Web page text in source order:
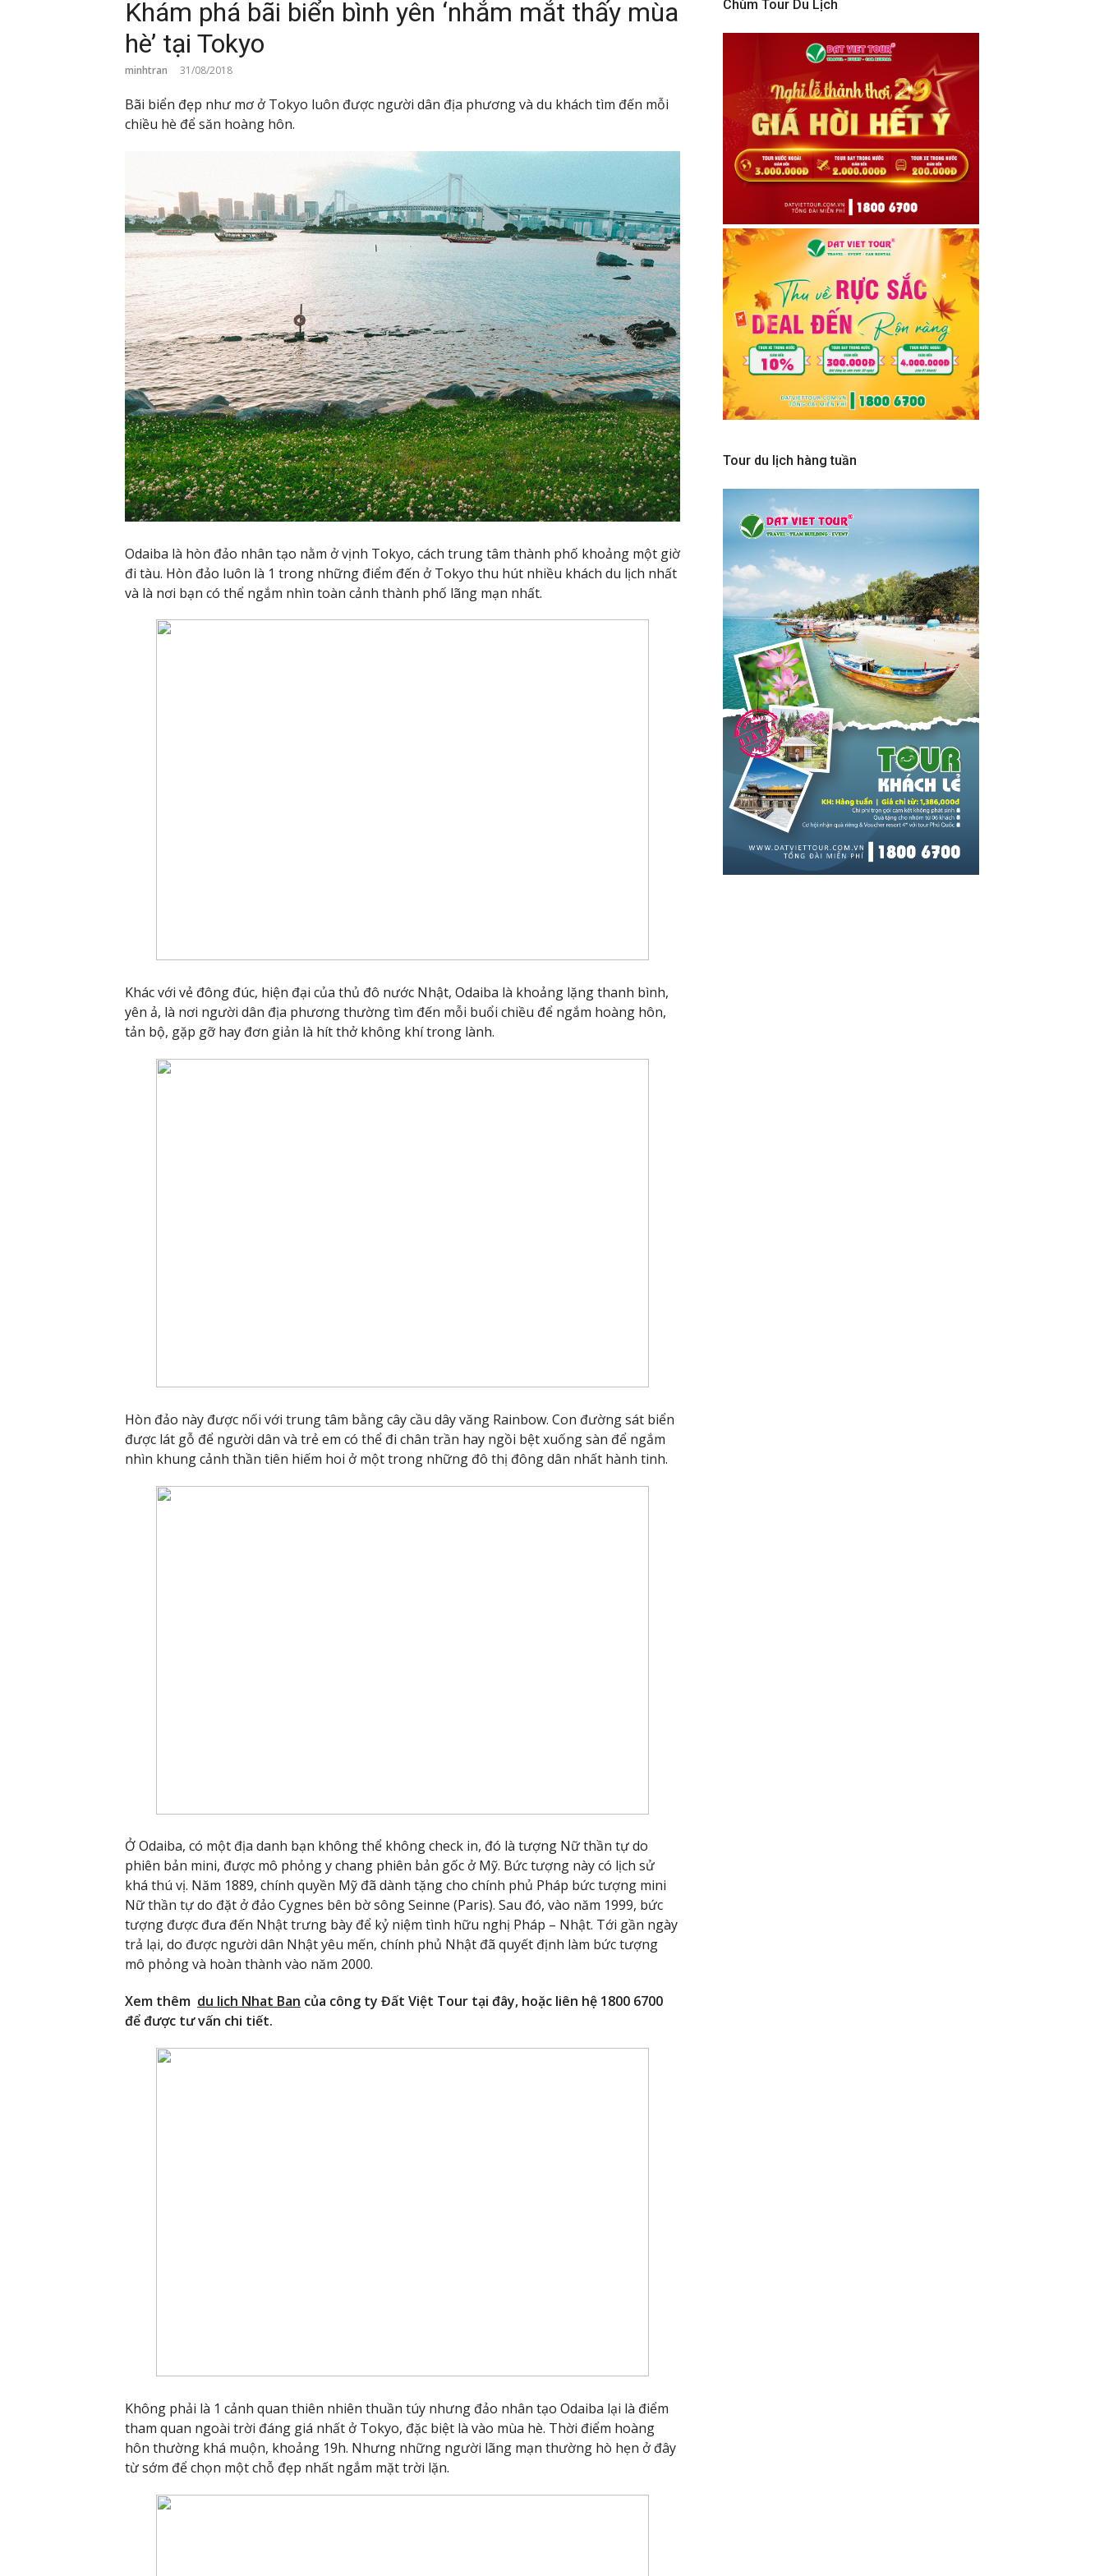
Khám phá bãi biển bình yên ‘nhắm mắt thấy mùa
hè’ tại Tokyo
minhtran 31/08/2018
Bãi biển đẹp như mơ ở Tokyo luôn được người dân địa phương và du khách tìm đến mỗi
chiều hè để săn hoàng hôn.
Odaiba là hòn đảo nhân tạo nằm ở vịnh Tokyo, cách trung tâm thành phố khoảng một giờ
đi tàu. Hòn đảo luôn là 1 trong những điểm đến ở Tokyo thu hút nhiều khách du lịch nhất
và là nơi bạn có thể ngắm nhìn toàn cảnh thành phố lãng mạn nhất.
Khác với vẻ đông đúc, hiện đại của thủ đô nước Nhật, Odaiba là khoảng lặng thanh bình,
yên ả, là nơi người dân địa phương thường tìm đến mỗi buổi chiều để ngắm hoàng hôn,
tản bộ, gặp gỡ hay đơn giản là hít thở không khí trong lành.
Hòn đảo này được nối với trung tâm bằng cây cầu dây văng Rainbow. Con đường sát biển
được lát gỗ để người dân và trẻ em có thể đi chân trần hay ngồi bệt xuống sàn để ngắm
nhìn khung cảnh thần tiên hiếm hoi ở một trong những đô thị đông dân nhất hành tinh.
Ở Odaiba, có một địa danh bạn không thể không check in, đó là tượng Nữ thần tự do
phiên bản mini, được mô phỏng y chang phiên bản gốc ở Mỹ. Bức tượng này có lịch sử
khá thú vị. Năm 1889, chính quyền Mỹ đã dành tặng cho chính phủ Pháp bức tượng mini
Nữ thần tự do đặt ở đảo Cygnes bên bờ sông Seinne (Paris). Sau đó, vào năm 1999, bức
tượng được đưa đến Nhật trưng bày để kỷ niệm tình hữu nghị Pháp – Nhật. Tới gần ngày
trả lại, do được người dân Nhật yêu mến, chính phủ Nhật đã quyết định làm bức tượng
mô phỏng và hoàn thành vào năm 2000.
Xem thêm du lich Nhat Ban của công ty Đất Việt Tour tại đây, hoặc liên hệ 1800 6700
để được tư vấn chi tiết.
Không phải là 1 cảnh quan thiên nhiên thuần túy nhưng đảo nhân tạo Odaiba lại là điểm
tham quan ngoài trời đáng giá nhất ở Tokyo, đặc biệt là vào mùa hè. Thời điểm hoàng
hôn thường khá muộn, khoảng 19h. Nhưng những người lãng mạn thường hò hẹn ở đây
từ sớm để chọn một chỗ đẹp nhất ngắm mặt trời lặn.
Chùm Tour Du Lịch
Tour du lịch hàng tuần